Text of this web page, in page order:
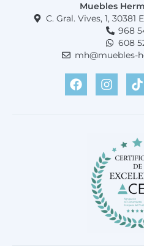
Muebles
C. Gral. Vives, 1,
968
608
mh@muebles-
F
a
c
I
n
s
a
m
T
i
k